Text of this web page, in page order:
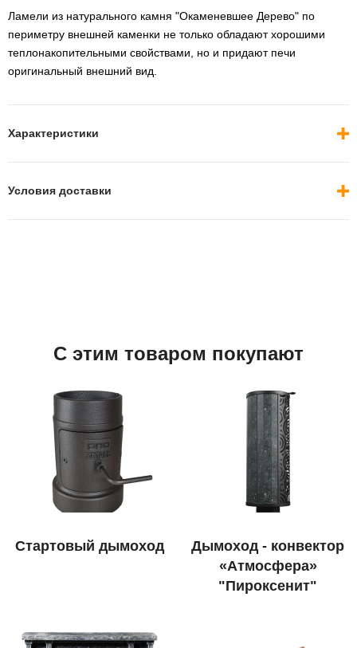
Ламели из натурального камня "Окаменевшее Дерево" по
периметру внешней каменки не только обладают хорошими
теплонакопительными свойствами, но и придают печи
оригинальный внешний вид.
Характеристики
Условия доставки
С этим товаром покупают
Стартовый дымоход
Дымоход - конвектор
«Атмосфера»
"Пироксенит"